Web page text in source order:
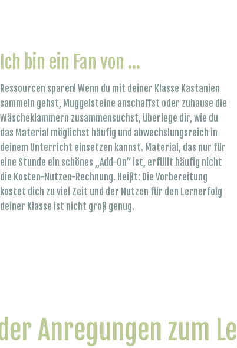
Ich bin ein Fan von ...
Ressourcen sparen! Wenn du mit deiner Klasse Kastanien
sammeln gehst, Muggelsteine anschaffst oder zuhause die
Wäscheklammern zusammensuchst, überlege dir, wie du
das Material möglichst häufig und abwechslungsreich in
deinem Unterricht einsetzen kannst. Material, das nur für
eine Stunde ein schönes „Add-On“ ist, erfüllt häufig nicht
die Kosten-Nutzen-Rechnung. Heißt: Die Vorbereitung
kostet dich zu viel Zeit und der Nutzen für den Lernerfolg
deiner Klasse ist nicht groß genug.
Anregungen zum